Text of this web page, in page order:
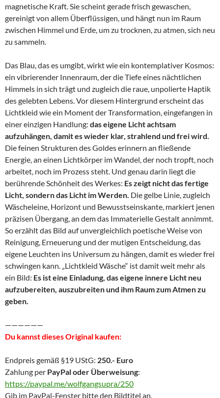
magnetische Kraft. Sie scheint gerade frisch gewaschen,
gereinigt von allem Überflüssigen, und hängt nun im Raum
zwischen Himmel und Erde, um zu trocknen, zu atmen, sich neu
zu sammeln.
Das Blau, das es umgibt, wirkt wie ein kontemplativer Kosmos:
ein vibrierender Innenraum, der die Tiefe eines nächtlichen
Himmels in sich trägt und zugleich die raue, unpolierte Haptik
des gelebten Lebens. Vor diesem Hintergrund erscheint das
Lichtkleid wie ein Moment der Transformation, eingefangen in
einer einzigen Handlung: das eigene Licht achtsam
aufzuhängen, damit es wieder klar, strahlend und frei wird.
Die feinen Strukturen des Goldes erinnern an fließende
Energie, an einen Lichtkörper im Wandel, der noch tropft, noch
arbeitet, noch im Prozess steht. Und genau darin liegt die
berührende Schönheit des Werkes: Es zeigt nicht das fertige
Licht, sondern das Licht im Werden. Die gelbe Linie, zugleich
Wäscheleine, Horizont und Bewusstseinskante, markiert jenen
präzisen Übergang, an dem das Immaterielle Gestalt annimmt.
So erzählt das Bild auf unvergleichlich poetische Weise von
Reinigung, Erneuerung und der mutigen Entscheidung, das
eigene Leuchten ins Universum zu hängen, damit es wieder frei
schwingen kann. „Lichtkleid Wäsche“ ist damit weit mehr als
ein Bild: Es ist eine Einladung, das eigene innere Licht neu
aufzubereiten, auszubreiten und ihm Raum zum Atmen zu
geben.
——————
Du kannst dieses Original kaufen:
Endpreis gemäß §19 UStG: 250.- Euro
Zahlung per PayPal oder Überweisung:
https://paypal.me/wolfgangsupra/250
Gib im PayPal-Fenster bitte den Bildtitel an.